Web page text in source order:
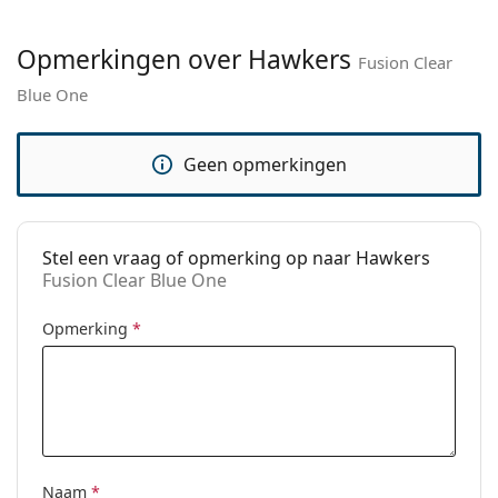
Functie:
Fashion
Code:
Opmerkingen over Hawkers Fusion Clear
Blue One
Geen opmerkingen
Stel een vraag of opmerking op naar Hawkers
Fusion Clear Blue One
Opmerking *
Naam *